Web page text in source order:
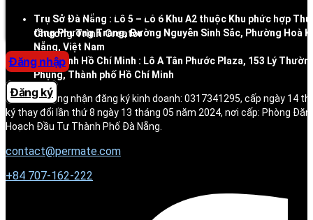
Trung tâm trợ giúp
Chương Trình Creator
Đăng nhập
Đăng ký
Trụ Sở Đà Nẵng : Lô 5 – Lô 6 Khu A2 thuộc Khu phức hợp
tầng Phương Trang, Đường Nguyễn Sinh Sắc, Phường Hoà
Nẵng, Việt Nam
Chi nhánh Hồ Chí Minh : Lô A Tân Phước Plaza, 153 Lý
Phụng, Thành phố Hồ Chí Minh
Số giấy chứng nhận đăng ký kinh doanh: 0317341295, cấp ngày 14
ký thay đổi lần thứ 8 ngày 13 tháng 05 năm 2024, nơi cấp: Phòng
Hoạch Đầu Tư Thành Phố Đà Nẵng.
contact@permate.com
+84 707-162-222